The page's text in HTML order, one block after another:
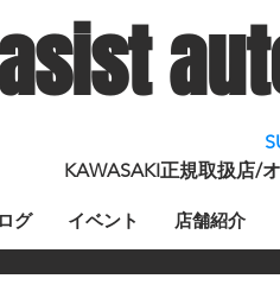
KAWASAKI正規取扱店/
グ イベント 店舗紹介